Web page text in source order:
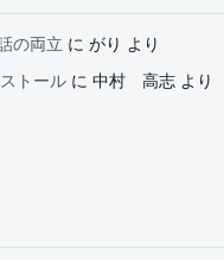
の両立 に がり より
トール に 中村 高志 より